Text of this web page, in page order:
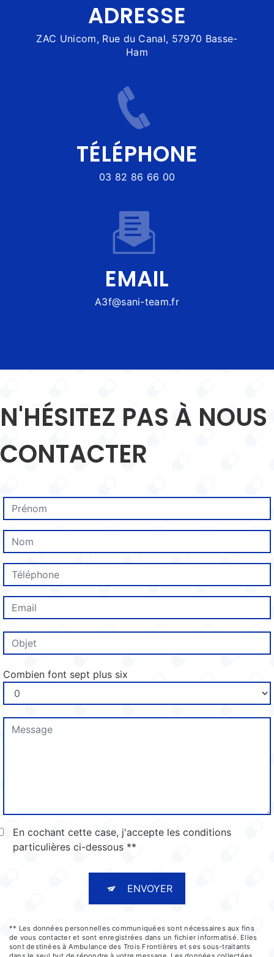
ADRESSE
ZAC Unicom, Rue du Canal, 57970 Basse-
Ham
TÉLÉPHONE
03 82 86 66 00
EMAIL
a3f@sani-team.fr
N'HÉSITEZ PAS À NOUS
CONTACTER
Combien font sept plus six
En cochant cette case, j'accepte les conditions
particulières ci-dessous **
ENVOYER
** Les données personnelles communiquées sont nécessaires aux fins
de vous contacter et sont enregistrées dans un fichier informatisé. Elles
sont destinées à Ambulance des Trois Frontières et ses sous-traitants